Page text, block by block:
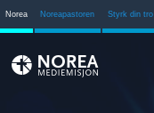
Norea Noreapastoren Styrk din tro